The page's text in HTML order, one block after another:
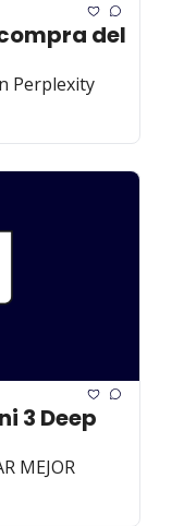
del
Perplexity
3 Deep
MEJOR